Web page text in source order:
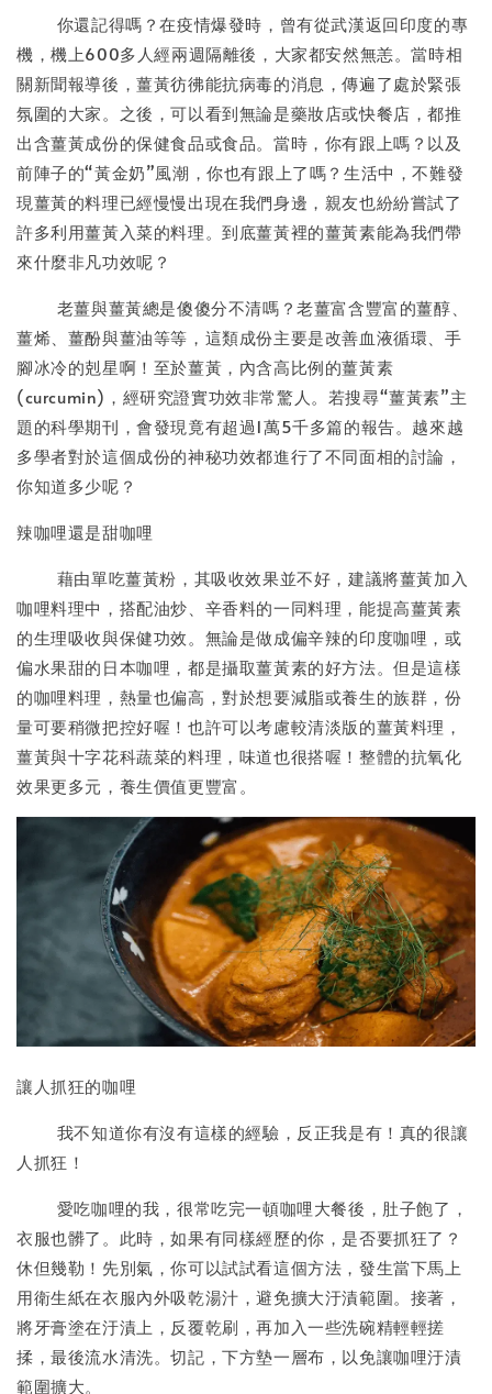
你還記得嗎？在疫情爆發時，曾有從武漢返回印度的專
機，機上600多人經兩週隔離後，大家都安然無恙。當時相
關新聞報導後，薑黃彷彿能抗病毒的消息，傳遍了處於緊張
氛圍的大家。之後，可以看到無論是藥妝店或快餐店，都推
出含薑黃成份的保健食品或食品。當時，你有跟上嗎？以及
前陣子的“黃金奶”風潮，你也有跟上了嗎？生活中，不難發
現薑黃的料理已經慢慢出現在我們身邊，親友也紛紛嘗試了
許多利用薑黃入菜的料理。到底薑黃裡的薑黃素能為我們帶
來什麼非凡功效呢？
老薑與薑黃總是傻傻分不清嗎？老薑富含豐富的薑醇、
薑烯、薑酚與薑油等等，這類成份主要是改善血液循環、手
腳冰冷的剋星啊！至於薑黃，內含高比例的薑黃素
(curcumin)，經研究證實功效非常驚人。若搜尋“薑黃素”主
題的科學期刊，會發現竟有超過1萬5千多篇的報告。越來越
多學者對於這個成份的神秘功效都進行了不同面相的討論，
你知道多少呢？
辣咖哩還是甜咖哩
藉由單吃薑黃粉，其吸收效果並不好，建議將薑黃加入
咖哩料理中，搭配油炒、辛香料的一同料理，能提高薑黃素
的生理吸收與保健功效。無論是做成偏辛辣的印度咖哩，或
偏水果甜的日本咖哩，都是攝取薑黃素的好方法。但是這樣
的咖哩料理，熱量也偏高，對於想要減脂或養生的族群，份
量可要稍微把控好喔！也許可以考慮較清淡版的薑黃料理，
薑黃與十字花科蔬菜的料理，味道也很搭喔！整體的抗氧化
效果更多元，養生價值更豐富。
讓人抓狂的咖哩
我不知道你有沒有這樣的經驗，反正我是有！真的很讓
人抓狂！
愛吃咖哩的我，很常吃完一頓咖哩大餐後，肚子飽了，
衣服也髒了。此時，如果有同樣經歷的你，是否要抓狂了？
休但幾勒！先別氣，你可以試試看這個方法，發生當下馬上
用衛生紙在衣服內外吸乾湯汁，避免擴大汙漬範圍。接著，
將牙膏塗在汙漬上，反覆乾刷，再加入一些洗碗精輕輕搓
揉，最後流水清洗。切記，下方墊一層布，以免讓咖哩汙漬
範圍擴大。